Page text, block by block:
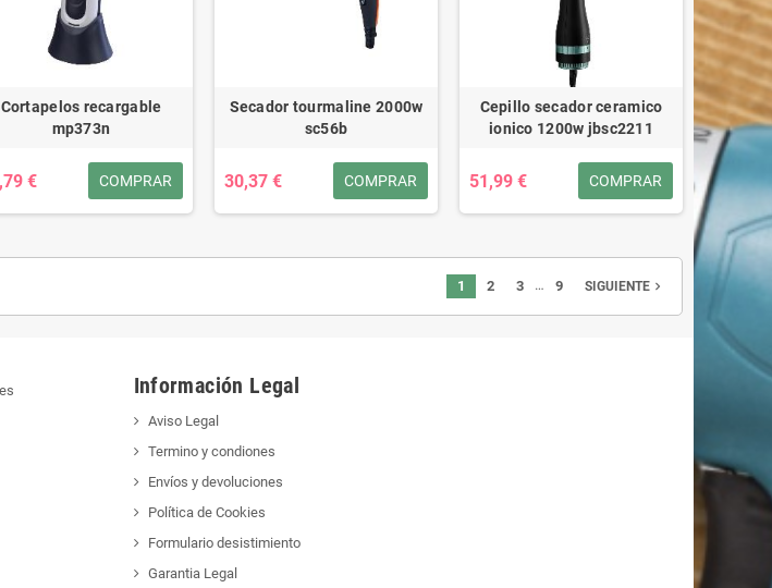
Cortapelos recargable
mp373n
€ COMPRAR
Secador tourmaline 2000w
sc56b
30,37 € COMPRAR
Cepillo secador ceramico
ionico 1200w jbsc2211
51,99 € COMPRAR
1 2 3 … 9 SIGUIENTEnavigate_next
Información Legal
Aviso Legal
Termino y condiones
Envíos y devoluciones
Política de Cookies
Formulario desistimiento
Garantia Legal